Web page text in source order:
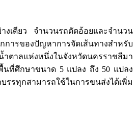
างเดียว จำนวนรถตัดอ้อยและจำนวน
การของปัญหาการจัดเส้นทางสำหรับ
ำตาลแห่งหนึ่งในจังหวัดนครราชสีมา
นที่ศึกษาขนาด 5 แปลง ถึง 50 แปลง
รรทุกสามารถใช้ในการขนส่งได้เพิ่ม